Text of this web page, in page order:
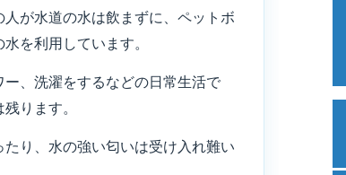
が水道の水は飲まずに、ペットボ
を利用しています。
、洗濯をするなどの日常生活で
ります。
り、水の強い匂いは受け入れ難い